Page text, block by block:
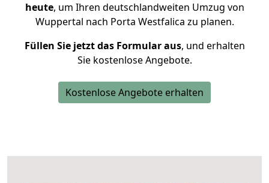
heute, um Ihren deutschlandweiten Umzug von
Wuppertal nach Porta Westfalica zu planen.
Füllen Sie jetzt das Formular aus, und erhalten
Sie kostenlose Angebote.
Kostenlose Angebote erhalten